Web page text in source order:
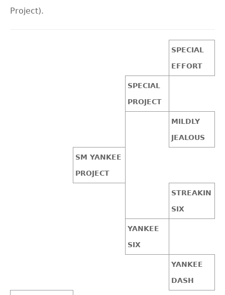
Project).
SPECIAL
EFFORT
SPECIAL
PROJECT
MILDLY
JEALOUS
SM YANKEE
PROJECT
STREAKIN
SIX
YANKEE
SIX
YANKEE
DASH